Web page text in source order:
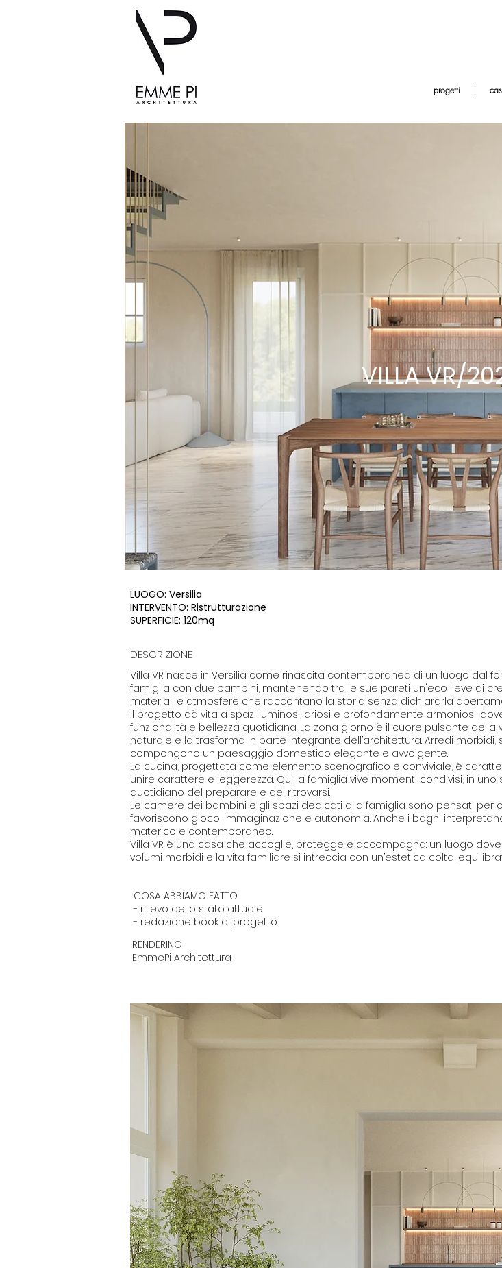
progetti
VILLA VR/
LUOGO: Versilia
INTERVENTO: Ristrutturazione
SUPERFICIE: 120mq
Villa VR nasce in Versilia come rinascita contemporanea di un luogo dal
famiglia con due bambini, mantenendo tra le sue pareti un'eco lieve di
materiali e atmosfere che raccontano la storia senza dichiararla
Il progetto dà vita a spazi luminosi, ariosi e profondamente armoniosi,
funzionalità e bellezza quotidiana. La zona giorno è il cuore pulsante
naturale e la trasforma in parte integrante dell’architettura. Arredi
compongono un paesaggio domestico elegante e avvolgente.
La cucina, progettata come elemento scenografico e conviviale, è
unire carattere e leggerezza. Qui la famiglia vive momenti condivisi, in
quotidiano del preparare e del ritrovarsi.
Le camere dei bambini e gli spazi dedicati alla famiglia sono pensati per
favoriscono gioco, immaginazione e autonomia. Anche i bagni
materico e contemporaneo.
Villa VR è una casa che accoglie, protegge e accompagna: un luogo
volumi morbidi e la vita familiare si intreccia con un’estetica colta,
DESCRIZIONE
COSA ABBIAMO FATTO
- rilievo dello stato attuale
- redazione book di progetto
RENDERING
EmmePi Architettura